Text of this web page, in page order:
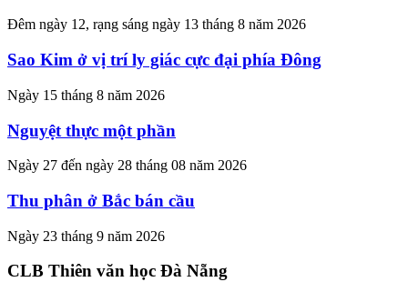
Đêm ngày 12, rạng sáng ngày 13 tháng 8 năm 2026
Sao Kim ở vị trí ly giác cực đại phía Đông
Ngày 15 tháng 8 năm 2026
Nguyệt thực một phần
Ngày 27 đến ngày 28 tháng 08 năm 2026
Thu phân ở Bắc bán cầu
Ngày 23 tháng 9 năm 2026
CLB Thiên văn học Đà Nẵng